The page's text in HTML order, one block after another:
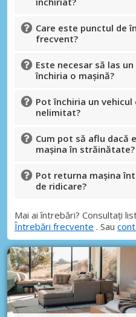
Care este punctul de
frecvent?
Este necesar să las
închiria o mașină?
Pot închiria un
nelimitat?
Cum pot să aflu dacă
mașina în străinătate?
Pot returna mașina
de ridicare?
Mai ai întrebări? Consultați
Întrebări frecvente . Sau